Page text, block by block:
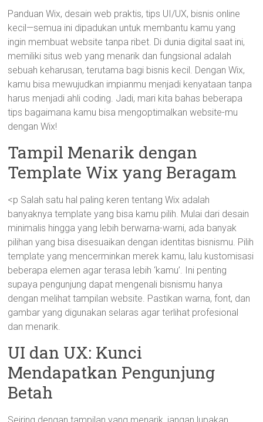
Panduan Wix, desain web praktis, tips UI/UX, bisnis online
kecil—semua ini dipadukan untuk membantu kamu yang
ingin membuat website tanpa ribet. Di dunia digital saat ini,
memiliki situs web yang menarik dan fungsional adalah
sebuah keharusan, terutama bagi bisnis kecil. Dengan Wix,
kamu bisa mewujudkan impianmu menjadi kenyataan tanpa
harus menjadi ahli coding. Jadi, mari kita bahas beberapa
tips bagaimana kamu bisa mengoptimalkan website-mu
dengan Wix!
Tampil Menarik dengan
Template Wix yang Beragam
<p Salah satu hal paling keren tentang Wix adalah
banyaknya template yang bisa kamu pilih. Mulai dari desain
minimalis hingga yang lebih berwarna-warni, ada banyak
pilihan yang bisa disesuaikan dengan identitas bisnismu. Pilih
template yang mencerminkan merek kamu, lalu kustomisasi
beberapa elemen agar terasa lebih ‘kamu’. Ini penting
supaya pengunjung dapat mengenali bisnismu hanya
dengan melihat tampilan website. Pastikan warna, font, dan
gambar yang digunakan selaras agar terlihat profesional
dan menarik.
UI dan UX: Kunci
Mendapatkan Pengunjung
Betah